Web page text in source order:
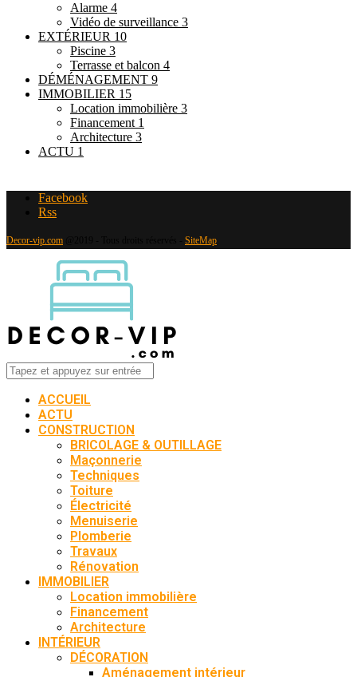
Alarme 4
Vidéo de surveillance 3
EXTÉRIEUR 10
Piscine 3
Terrasse et balcon 4
DÉMÉNAGEMENT 9
IMMOBILIER 15
Location immobilière 3
Financement 1
Architecture 3
ACTU 1
Facebook
Rss
Decor-vip.com SiteMap
ACCUEIL
ACTU
CONSTRUCTION
BRICOLAGE & OUTILLAGE
Maçonnerie
Techniques
Toiture
Électricité
Menuiserie
Plomberie
Travaux
Rénovation
IMMOBILIER
Location immobilière
Financement
Architecture
INTÉRIEUR
DÉCORATION
Aménagement intérieur